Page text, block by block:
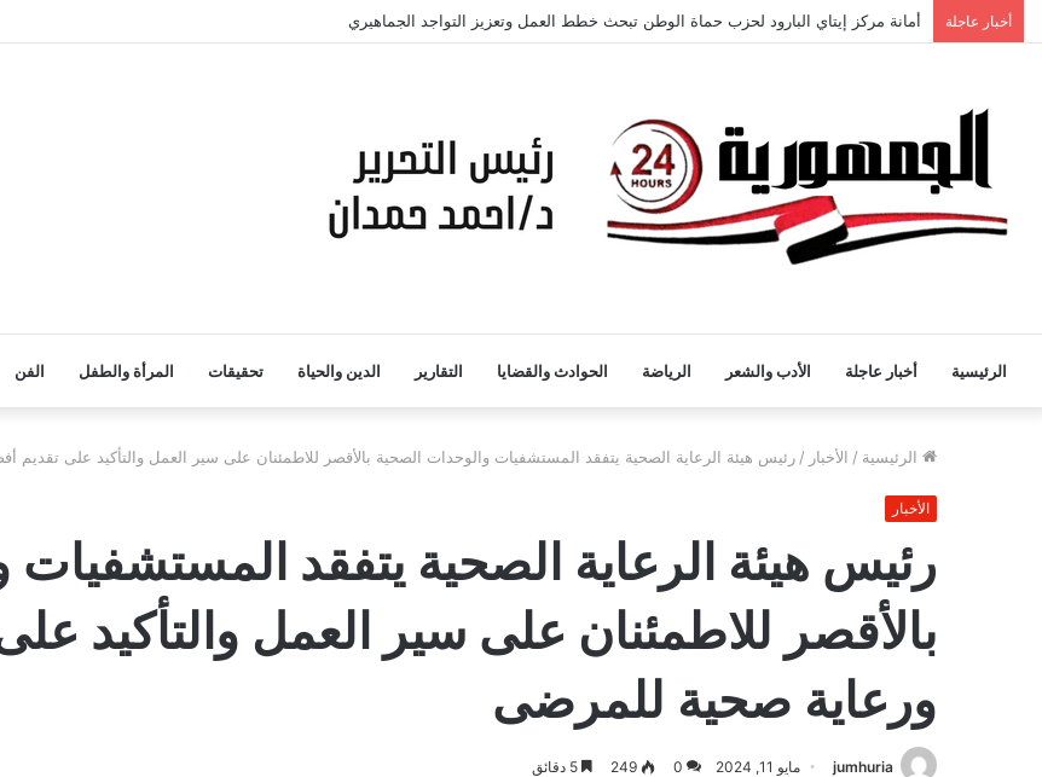
أخبار عاجلة تموين بورسعيد يواصل ضبط الأسواق: تحفظ على لحوم فاسدة وتحرير محاضر
الرئيسية أخبار عاجلة الأدب والشعر الرياضة الحوادث والقضايا التقارير الدين والحياة تحقيقات المرأة والطفل الفن
الرئيسية / الأخبار / رئيس هيئة الرعاية الصحية يتفقد المستشفيات والوحدات الصحية بالأقصر للاطمئنان على سير العمل والتأكيد على
الأخبار
رئيس هيئة الرعاية الصحية يتفقد
بالأقصر للاطمئنان على سير العمل والتأكيد
ورعاية صحية للمرضى
jumhuria مايو 11, 2024 0
249